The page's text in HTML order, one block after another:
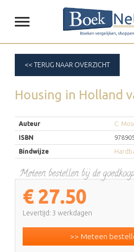
<< TERUG NAAR OVERZICHT
Housing in Holland
Auteur
C.
ISBN
Bindwijze
€ 27.50
Levertijd: 3 werkdagen
>> Meteen